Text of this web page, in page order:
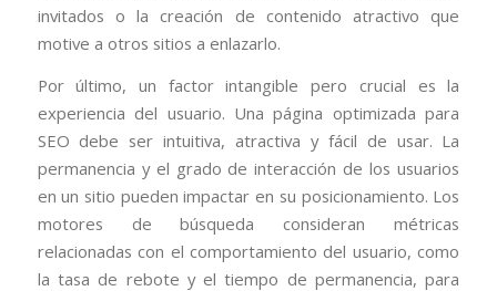
invitados o la creación de contenido atractivo que
motive a otros sitios a enlazarlo.
Por último, un factor intangible pero crucial es la
experiencia del usuario. Una página optimizada para
SEO debe ser intuitiva, atractiva y fácil de usar. La
permanencia y el grado de interacción de los usuarios
en un sitio pueden impactar en su posicionamiento. Los
motores de búsqueda consideran métricas
relacionadas con el comportamiento del usuario, como
la tasa de rebote y el tiempo de permanencia, para